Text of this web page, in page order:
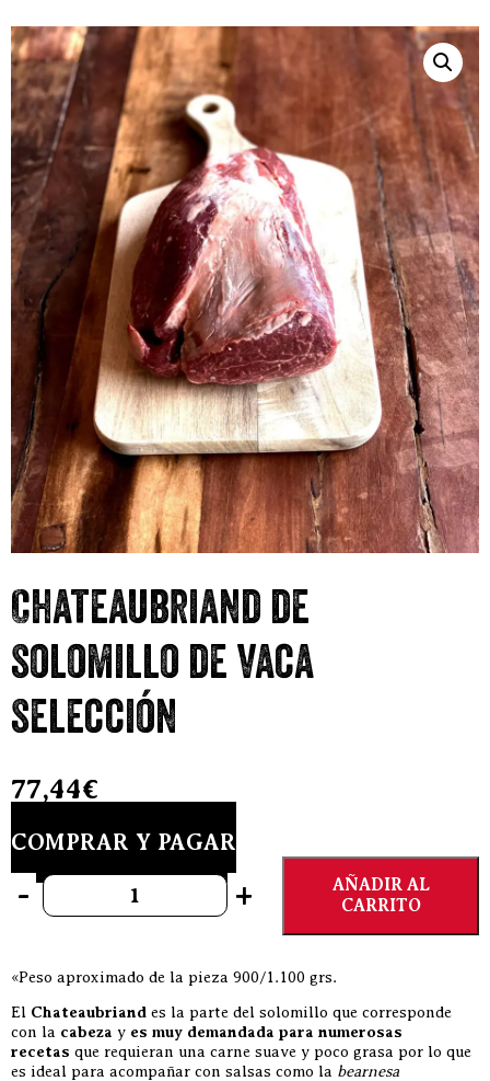
Chateaubriand de
solomillo de vaca
selección
77,44€
COMPRAR Y PAGAR
- Chateaubriand de solomillo de vaca selección cantidad
+
AÑADIR AL
CARRITO
«Peso aproximado de la pieza 900/1.100 grs.
El Chateaubriand es la parte del solomillo que corresponde
con la cabeza y es muy demandada para numerosas
recetas que requieran una carne suave y poco grasa por lo que
es ideal para acompañar con salsas como la bearnesa